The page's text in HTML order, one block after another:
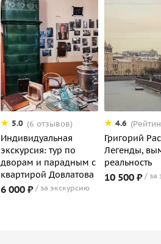
5.0 (6 отзывов)
Индивидуальная
экскурсия: тур по
дворам и парадным с
квартирой Довлатова
6 000 ₽ за экскурсию
4.6
Григорий
Легенды,
реальность
10 500 ₽ за